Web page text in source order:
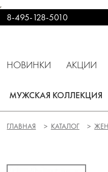
,
8-495-128-5010
НОВИНКИ АКЦИИ
МУЖСКАЯ КОЛЛЕКЦИЯ
ГЛАВНАЯ КАТАЛОГ